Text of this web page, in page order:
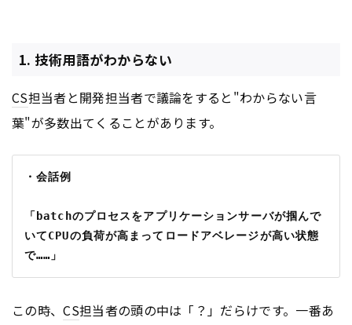
1. 技術用語がわからない
CS担当者と開発担当者で議論をすると"わからない言
葉"が多数出てくることがあります。
・会話例
「batchのプロセスをアプリケーションサーバが掴んで
いてCPUの負荷が高まってロードアベレージが高い状態
で……」
この時、CS担当者の頭の中は「？」だらけです。一番あ